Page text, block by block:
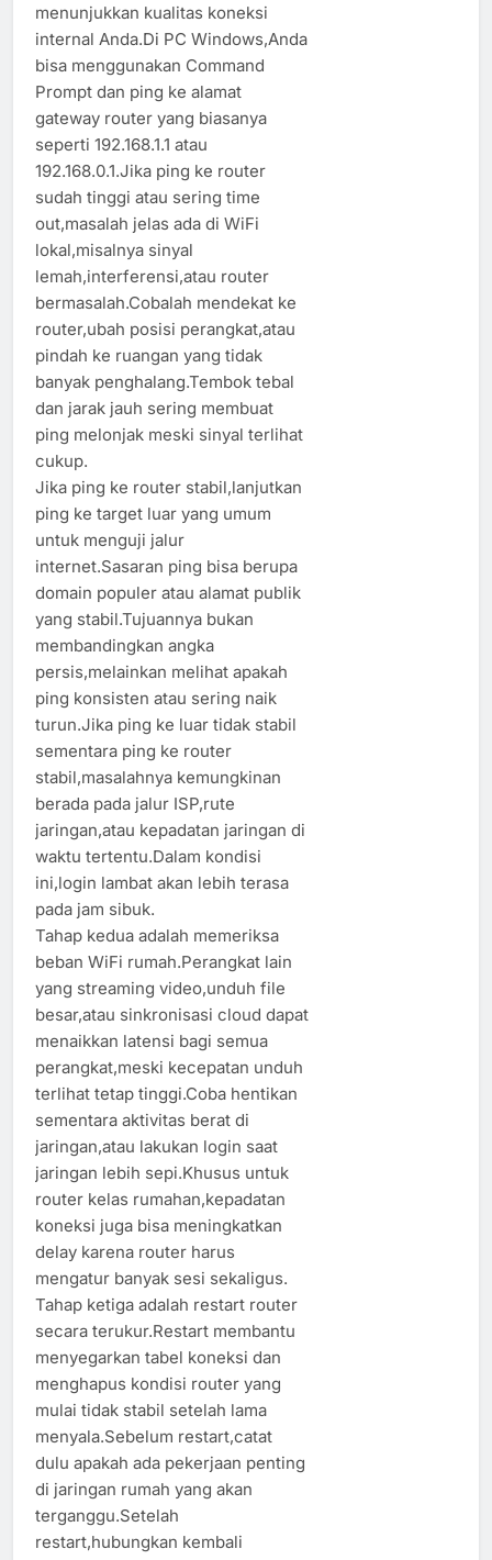
menunjukkan kualitas koneksi
internal Anda.Di PC Windows,Anda
bisa menggunakan Command
Prompt dan ping ke alamat
gateway router yang biasanya
seperti 192.168.1.1 atau
192.168.0.1.Jika ping ke router
sudah tinggi atau sering time
out,masalah jelas ada di WiFi
lokal,misalnya sinyal
lemah,interferensi,atau router
bermasalah.Cobalah mendekat ke
router,ubah posisi perangkat,atau
pindah ke ruangan yang tidak
banyak penghalang.Tembok tebal
dan jarak jauh sering membuat
ping melonjak meski sinyal terlihat
cukup.
Jika ping ke router stabil,lanjutkan
ping ke target luar yang umum
untuk menguji jalur
internet.Sasaran ping bisa berupa
domain populer atau alamat publik
yang stabil.Tujuannya bukan
membandingkan angka
persis,melainkan melihat apakah
ping konsisten atau sering naik
turun.Jika ping ke luar tidak stabil
sementara ping ke router
stabil,masalahnya kemungkinan
berada pada jalur ISP,rute
jaringan,atau kepadatan jaringan di
waktu tertentu.Dalam kondisi
ini,login lambat akan lebih terasa
pada jam sibuk.
Tahap kedua adalah memeriksa
beban WiFi rumah.Perangkat lain
yang streaming video,unduh file
besar,atau sinkronisasi cloud dapat
menaikkan latensi bagi semua
perangkat,meski kecepatan unduh
terlihat tetap tinggi.Coba hentikan
sementara aktivitas berat di
jaringan,atau lakukan login saat
jaringan lebih sepi.Khusus untuk
router kelas rumahan,kepadatan
koneksi juga bisa meningkatkan
delay karena router harus
mengatur banyak sesi sekaligus.
Tahap ketiga adalah restart router
secara terukur.Restart membantu
menyegarkan tabel koneksi dan
menghapus kondisi router yang
mulai tidak stabil setelah lama
menyala.Sebelum restart,catat
dulu apakah ada pekerjaan penting
di jaringan rumah yang akan
terganggu.Setelah
restart,hubungkan kembali